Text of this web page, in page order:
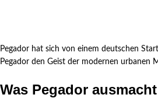
Pegador hat sich von einem deutschen
Pegador den Geist der modernen urbanen
Was Pegador ausmacht